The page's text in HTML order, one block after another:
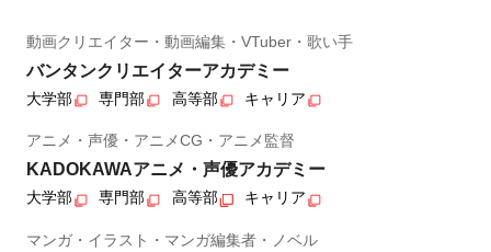
動画クリエイター・動画編集・VTuber・歌い手
バンタンクリエイターアカデミー
大学部 専門部 高等部 キャリア
アニメ・声優・アニメCG・アニメ監督
KADOKAWAアニメ・声優アカデミー
大学部 専門部 高等部 キャリア
マンガ・イラスト・マンガ編集者・ノベル